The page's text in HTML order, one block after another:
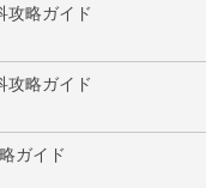
攻略ガイド
攻略ガイド
ガイド